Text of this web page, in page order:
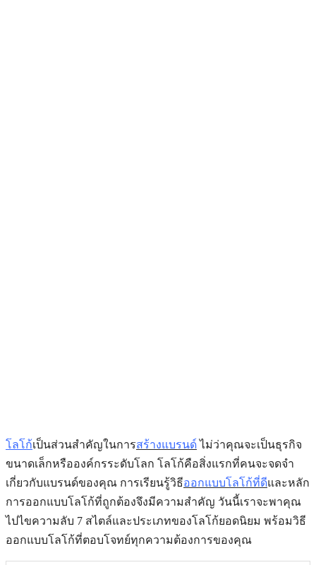
โลโก้เป็นส่วนสำคัญในการสร้างแบรนด์ไม่ว่าคุณจะเป็นธุรกิจ
ขนาดเล็กหรือองค์กรระดับโลก โลโก้คือสิ่งแรกที่คนจะจดจำ
เกี่ยวกับแบรนด์ของคุณ การเรียนรู้วิธีออกแบบโลโก้ที่ดีและหลัก
การออกแบบโลโก้ที่ถูกต้องจึงมีความสำคัญ วันนี้เราจะพาคุณ
ไปไขความลับ 7 สไตล์และประเภทของโลโก้ยอดนิยม พร้อมวิธี
ออกแบบโลโก้ที่ตอบโจทย์ทุกความต้องการของคุณ